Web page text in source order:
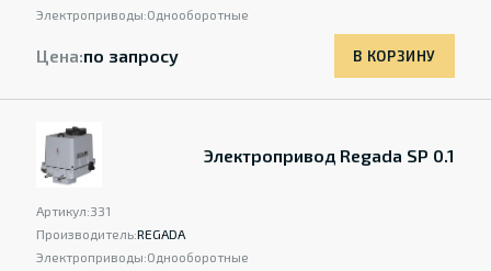
Электроприводы:Однооборотные
Цена:по запросу В КОРЗИНУ
Электропривод Regada SP 0.1
Артикул:331
Производитель:REGADA
Электроприводы:Однооборотные